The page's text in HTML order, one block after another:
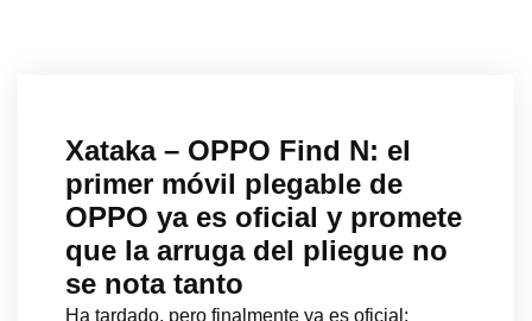
Xataka – OPPO Find N: el
primer móvil plegable de
OPPO ya es oficial y promete
que la arruga del pliegue no
se nota tanto
Ha tardado, pero finalmente ya es oficial: